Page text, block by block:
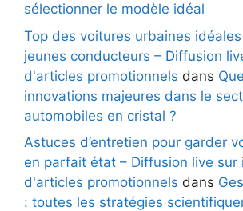
sélectionner le modèle idéal
Top des voitures urbaines
jeunes conducteurs – Diffusion
d'articles promotionnels dans
innovations majeures dans le
automobiles en cristal ?
Astuces d’entretien pour garder
en parfait état – Diffusion live sur
d'articles promotionnels dans
: toutes les stratégies